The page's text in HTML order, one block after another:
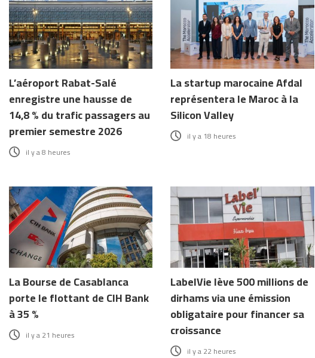
L’aéroport Rabat-Salé
enregistre une hausse de
14,8 % du trafic passagers au
premier semestre 2026
il y a 8 heures
La startup marocaine Afdal
représentera le Maroc à la
Silicon Valley
il y a 18 heures
La Bourse de Casablanca
porte le flottant de CIH Bank
à 35 %
il y a 21 heures
LabelVie lève 500 millions de
dirhams via une émission
obligataire pour financer sa
croissance
il y a 22 heures